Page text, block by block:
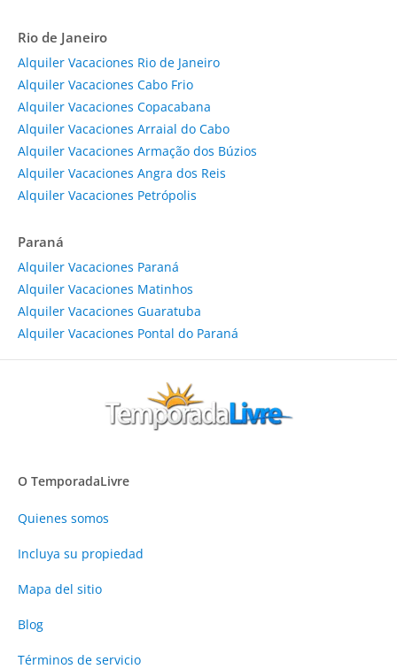
Rio de Janeiro
Alquiler Vacaciones Rio de Janeiro
Alquiler Vacaciones Cabo Frio
Alquiler Vacaciones Copacabana
Alquiler Vacaciones Arraial do Cabo
Alquiler Vacaciones Armação dos Búzios
Alquiler Vacaciones Angra dos Reis
Alquiler Vacaciones Petrópolis
Paraná
Alquiler Vacaciones Paraná
Alquiler Vacaciones Matinhos
Alquiler Vacaciones Guaratuba
Alquiler Vacaciones Pontal do Paraná
O TemporadaLivre
Quienes somos
Incluya su propiedad
Mapa del sitio
Blog
Términos de servicio